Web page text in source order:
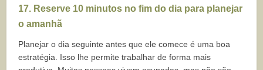
17. Reserve 10 minutos no fim do dia para planejar
o amanhã
Planejar o dia seguinte antes que ele comece é uma boa
estratégia. Isso lhe permite trabalhar de forma mais